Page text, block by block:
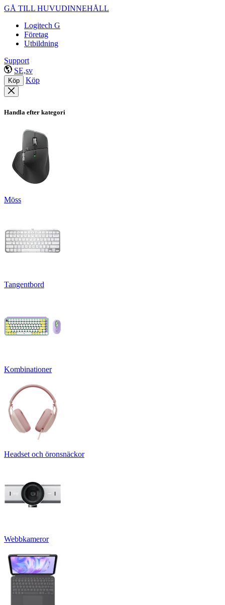
GÅ TILL HUVUDINNEHÅLL
Logitech G
Företag
Utbildning
Support
SE,sv
Köp Köp
Handla efter kategori
Möss
Tangentbord
Kombinationer
Headset och öronsnäckor
Webbkameror